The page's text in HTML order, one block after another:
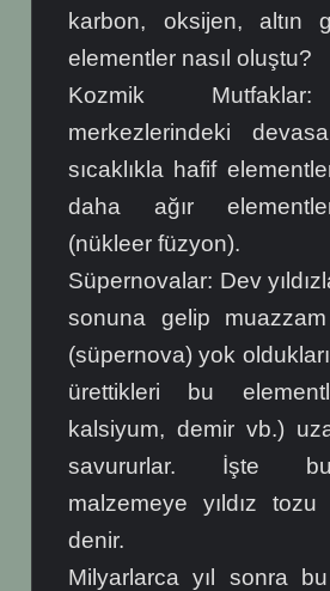
karbon, oksijen, altın
elementler nasıl oluştu?
Kozmik Mutfaklar:
merkezlerindeki
sıcaklıkla hafif
daha ağır
(nükleer füzyon).
Süpernovalar: Dev
sonuna gelip
(süpernova) yok
ürettikleri bu
kalsiyum, demir vb.)
savururlar. İşte
malzemeye yıldız
denir.
Milyarlarca yıl sonra